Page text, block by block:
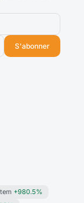
S'abonner
+980.5%